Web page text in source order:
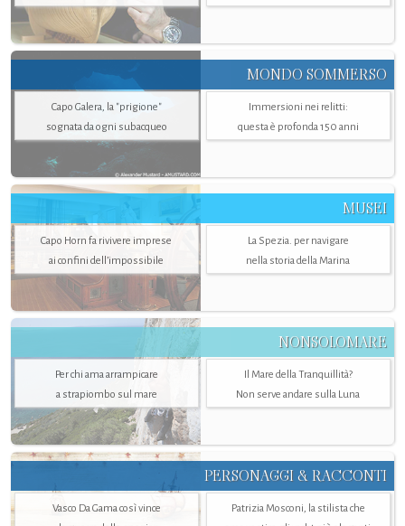
MONDO SOMMERSO
Capo Galera, la "prigione"
sognata da ogni subacqueo
Immersioni nei relitti:
questa è profonda 150 anni
MUSEI
Capo Horn fa rivivere imprese
ai confini dell’impossibile
La Spezia. per navigare
nella storia della Marina
NONSOLOMARE
Per chi ama arrampicare
a strapiombo sul mare
Il Mare della Tranquillità?
Non serve andare sulla Luna
PERSONAGGI & RACCONTI
Vasco Da Gama così vince
Patrizia Mosconi, la stilista che